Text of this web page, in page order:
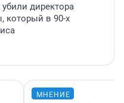
директора
который в 90-х
МНЕНИЕ